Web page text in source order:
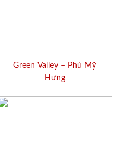
Green Valley – Phú Mỹ
Hưng